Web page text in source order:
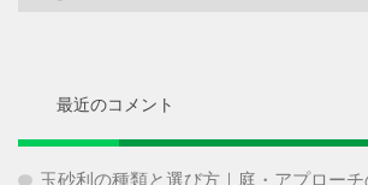
最近のコメント
玉砂利の種類と選び方｜庭・アプロー